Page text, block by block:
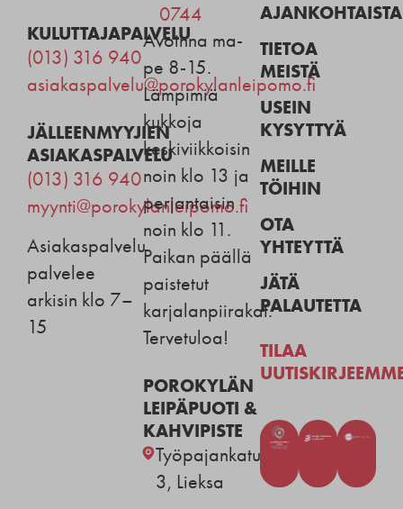
KULUTTAJAPALVELU
(013) 316 940
asiakaspalvelu@porokylanleipomo.fi
JÄLLEENMYYJIEN
ASIAKASPALVELU
(013) 316 940
myynti@porokylanleipomo.fi
Asiakaspalvelu
palvelee
arkisin klo 7–
15
0744
Avoinna ma-
pe 8-15.
Lämpimiä
kukkoja
keskiviikkoisin
noin klo 13 ja
perjantaisin
noin klo 11.
Paikan päällä
paistetut
karjalanpiirakat.
Tervetuloa!
POROKYLÄN
LEIPÄPUOTI &
KAHVIPISTE
Työpajankatu
3, Lieksa
AJANKOHTAISTA
TIETOA
MEISTÄ
USEIN
KYSYTTYÄ
MEILLE
TÖIHIN
OTA
YHTEYTTÄ
JÄTÄ
PALAUTETTA
TILAA